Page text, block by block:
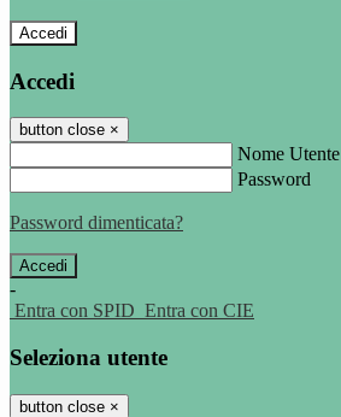
Accedi
Accedi
button close ×
Nome Utente
Password
Password dimenticata?
-
Entra con SPID Entra con CIE
Seleziona utente
button close ×